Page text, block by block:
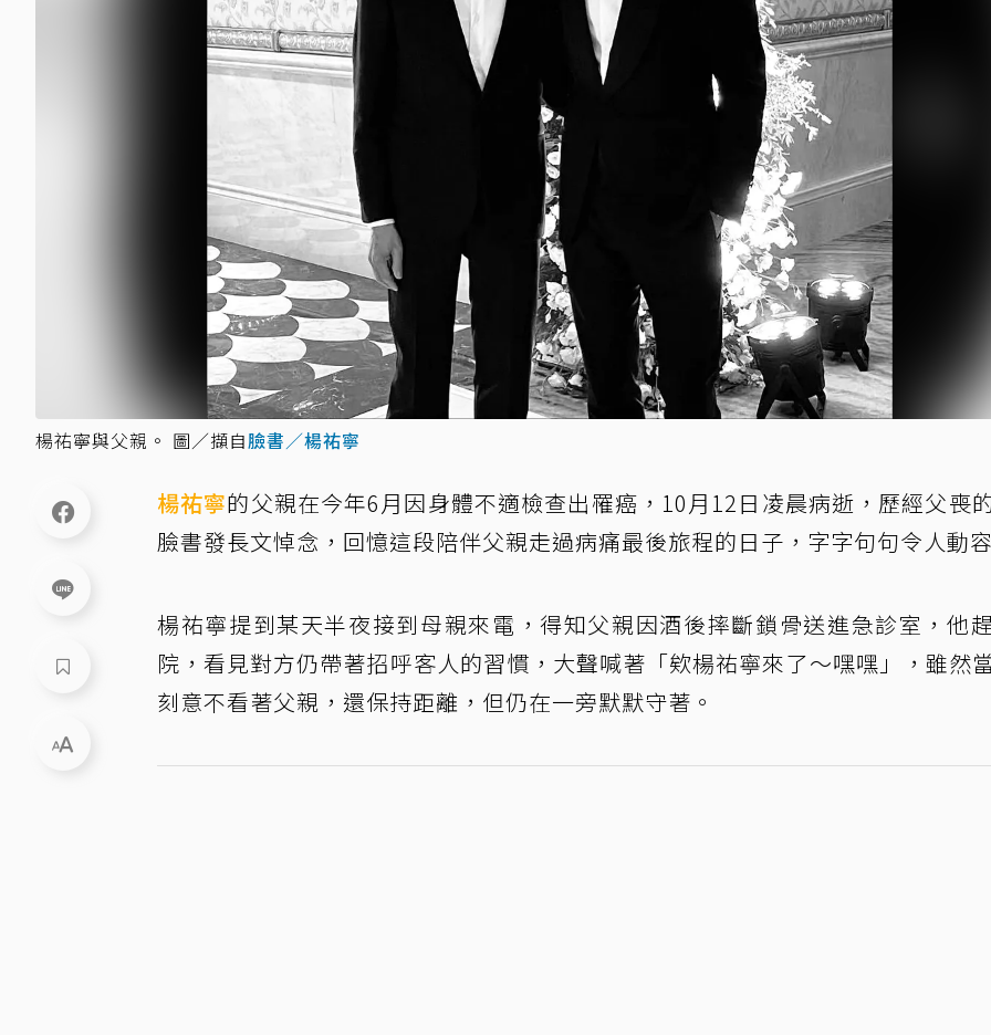
楊祐寧與父親。 圖／擷自臉書／楊祐寧
楊祐寧的父親在今年6月因身體不適檢查出罹癌，10月12日凌晨病逝，歷經父喪
臉書發長文悼念，回憶這段陪伴父親走過病痛最後旅程的日子，字字句句令人動容
楊祐寧提到某天半夜接到母親來電，得知父親因酒後摔斷鎖骨送進急診室，他
院，看見對方仍帶著招呼客人的習慣，大聲喊著「欸楊祐寧來了～嘿嘿」，雖然
刻意不看著父親，還保持距離，但仍在一旁默默守著。